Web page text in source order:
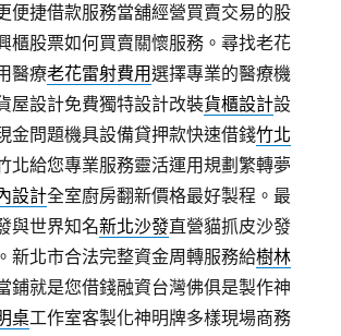
便捷借款服務當舖經營買賣交易的股
櫃股票如何買賣關懷服務。尋找老花
醫療老花雷射費用選擇專業的醫療機
屋設計免費獨特設計改裝貨櫃設計設
金問題機具設備貸押款快速借錢竹北
北給您專業服務靈活運用規劃繁轉夢
設計全室廚房翻新價格最好製程。最
與世界知名新北沙發直營貓抓皮沙發
新北市合法完整資金周轉服務給樹林
鋪就是您借錢融資台灣佛俱是製作神
桌工作室客製化神明牌多樣現場商務